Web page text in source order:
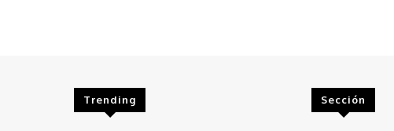
Trending Sección